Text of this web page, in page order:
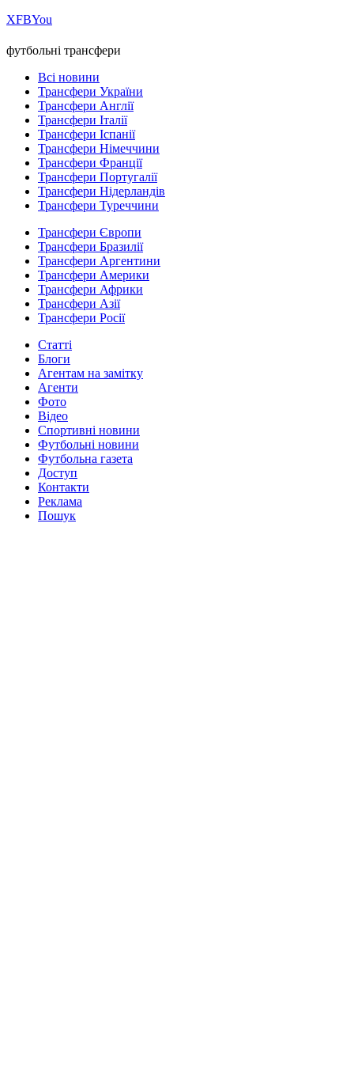
ХFBYou
футбольні трансфери
Всі новини
Трансфери України
Трансфери Англії
Трансфери Італії
Трансфери Іспанії
Трансфери Німеччини
Трансфери Франції
Трансфери Португалії
Трансфери Нідерландів
Трансфери Туреччини
Трансфери Європи
Трансфери Бразилії
Трансфери Аргентини
Трансфери Америки
Трансфери Африки
Трансфери Азії
Трансфери Росії
Статті
Блоги
Агентам на замітку
Агенти
Фото
Відео
Спортивні новини
Футбольні новини
Футбольна газета
Доступ
Контакти
Реклама
Пошук